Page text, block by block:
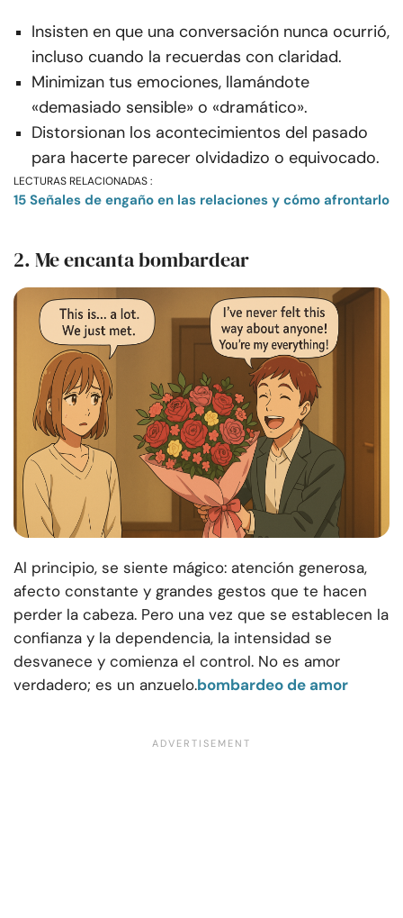
Insisten en que una conversación nunca ocurrió,
incluso cuando la recuerdas con claridad.
Minimizan tus emociones, llamándote
«demasiado sensible» o «dramático».
Distorsionan los acontecimientos del pasado
para hacerte parecer olvidadizo o equivocado.
LECTURAS RELACIONADAS :
15 Señales de engaño en las relaciones y cómo afrontarlo
2. Me encanta bombardear
Al principio, se siente mágico: atención generosa,
afecto constante y grandes gestos que te hacen
perder la cabeza. Pero una vez que se establecen la
confianza y la dependencia, la intensidad se
desvanece y comienza el control. No es amor
verdadero; es un anzuelo.bombardeo de amor